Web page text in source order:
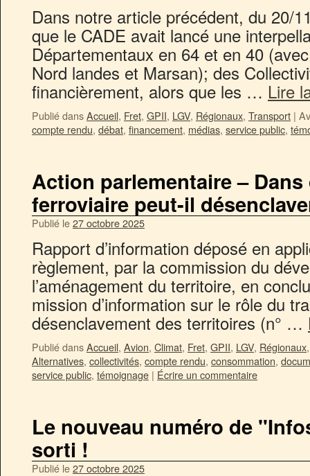
Dans notre article précédent, du 20/
que le CADE avait lancé une
Départementaux en 64 et en 40
Nord landes et Marsan); des
financièrement, alors que les … Lire
Publié dansAccueil, Fret, GPII, LGV, Régionaux, Transport |
compte rendu, débat, financement, médias, service public,
Action parlementaire –
ferroviaire peut-il
Publié le27 octobre 2025
Rapport d’information déposé en
règlement, par la commission du
l’aménagement du territoire, en
mission d’information sur le rôle du
désenclavement des territoires (n° …
Publié dansAccueil, Avion, Climat, Fret, GPII, LGV, Régionaux
Alternatives, collectivités, compte rendu, consommation,
service public, témoignage | Écrire un commentaire
Le nouveau numéro de
sorti !
Publié le27 octobre 2025